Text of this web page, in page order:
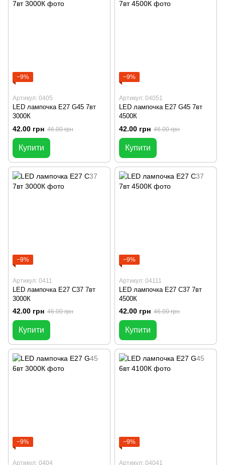
−9%
Артикул: 0405
LED лампочка E27 G45 7вт
3000К
42.00 грн 46.00 грн
Купити
−9%
Артикул: 04051
LED лампочка E27 G45 7вт
4500К
42.00 грн 46.00 грн
Купити
−9%
Артикул: 0411
LED лампочка E27 C37 7вт
3000К
42.00 грн 46.00 грн
Купити
−9%
Артикул: 04111
LED лампочка E27 C37 7вт
4500К
42.00 грн 46.00 грн
Купити
−9%
Артикул: 0404
−9%
Артикул: 04041